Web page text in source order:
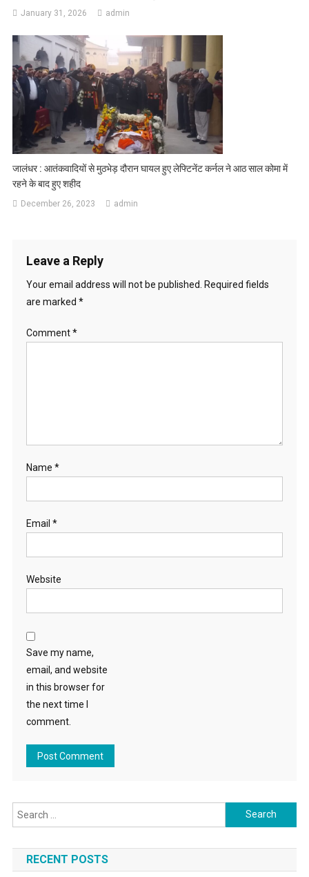
January 31, 2026 admin
जालंधर : आतंकवादियों से मुठभेड़ दौरान घायल हुए लेफ्टिनेंट कर्नल ने आठ साल कोमा में
रहने के बाद हुए शहीद
December 26, 2023 admin
Leave a Reply
Your email address will not be published.
Required fields
are marked *
Comment*
Name *
Email *
Website
Save my name,
email, and website
in this browser for
the next time I
comment.
Search for:
RECENT POSTS